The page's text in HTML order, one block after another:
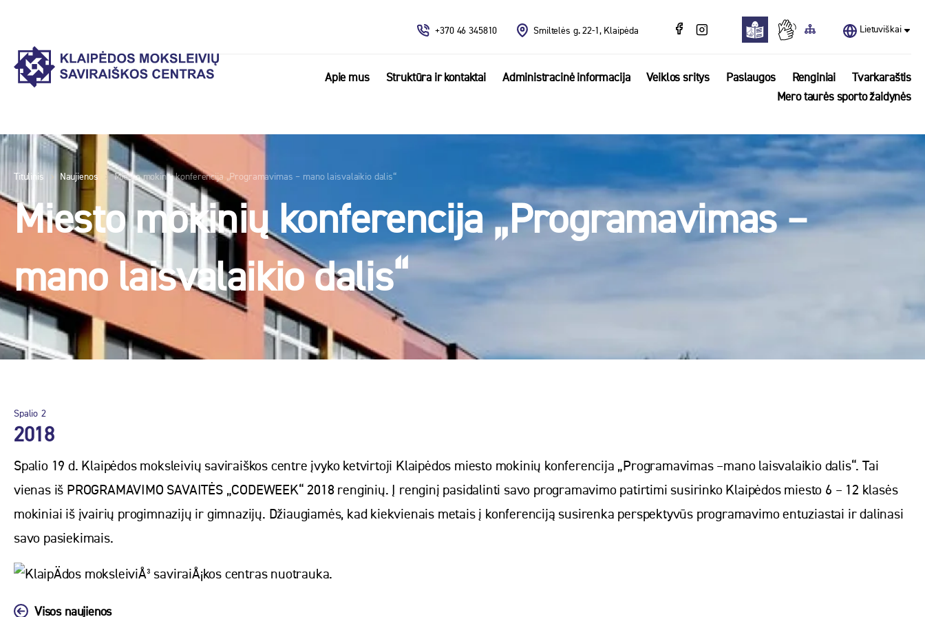
+370 46 345810 Smiltelės g. 22-1, Klaipėda Lietuviškai
Apie mus Struktūra ir kontaktai Administracinė informacija Veiklos sritys Paslaugos Renginiai
Tvarkaraštis
Mero taurės sporto žaidynės
Titulinis Naujienos Miesto mokinių konferencija „Programavimas – mano laisvalaikio dalis“
Miesto mokinių konferencija „Programavimas –
mano laisvalaikio dalis“
Spalio 2
2018
Spalio 19 d. Klaipėdos moksleivių saviraiškos centre įvyko ketvirtoji Klaipėdos miesto mokinių konferencija „Programavimas –mano laisvalaikio dalis“. Tai
vienas iš PROGRAMAVIMO SAVAITĖS „CODEWEEK“ 2018 renginių. Į renginį pasidalinti savo programavimo patirtimi susirinko Klaipėdos miesto 6 – 12 klasės
mokiniai iš įvairių progimnazijų ir gimnazijų. Džiaugiamės, kad kiekvienais metais į konferenciją susirenka perspektyvūs programavimo entuziastai ir dalinasi
savo pasiekimais.
Visos naujienos